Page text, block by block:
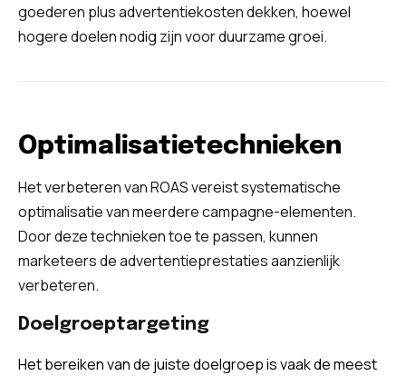
goederen plus advertentiekosten dekken, hoewel
hogere doelen nodig zijn voor duurzame groei.
Optimalisatietechnieken
Het verbeteren van ROAS vereist systematische
optimalisatie van meerdere campagne-elementen.
Door deze technieken toe te passen, kunnen
marketeers de advertentieprestaties aanzienlijk
verbeteren.
Doelgroeptargeting
Het bereiken van de juiste doelgroep is vaak de meest